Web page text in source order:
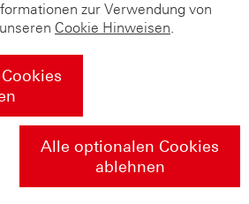
zur Verwendung von
Cookie Hinweisen.
Alle optionalen Cookies
ablehnen